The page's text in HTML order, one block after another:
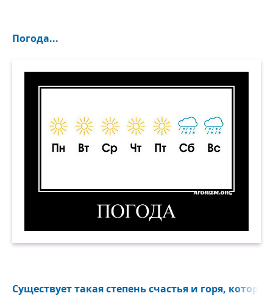
Погода...
Существует такая степень счастья и горя,